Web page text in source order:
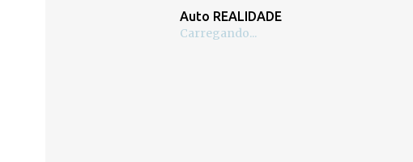
Auto REALIDADE
Carregando...